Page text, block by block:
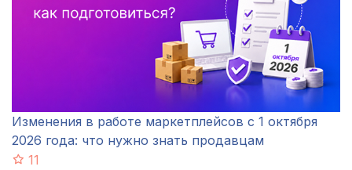
Изменения в работе маркетплейсов с 1 октября
2026 года: что нужно знать продавцам
11